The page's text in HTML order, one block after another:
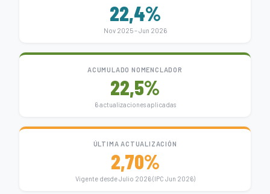
22,4%
Nov 2025 – Jun 2026
ACUMULADO NOMENCLADOR
22,5%
6 actualizaciones aplicadas
ÚLTIMA ACTUALIZACIÓN
2,70%
Vigente desde Julio 2026 (IPC Jun 2026)